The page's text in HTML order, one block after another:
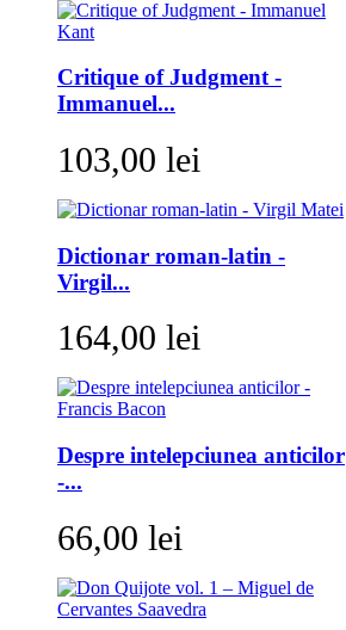
Critique of Judgment -
Immanuel...
103,00 lei
Dictionar roman-latin -
Virgil...
164,00 lei
Despre intelepciunea anticilor
-...
66,00 lei